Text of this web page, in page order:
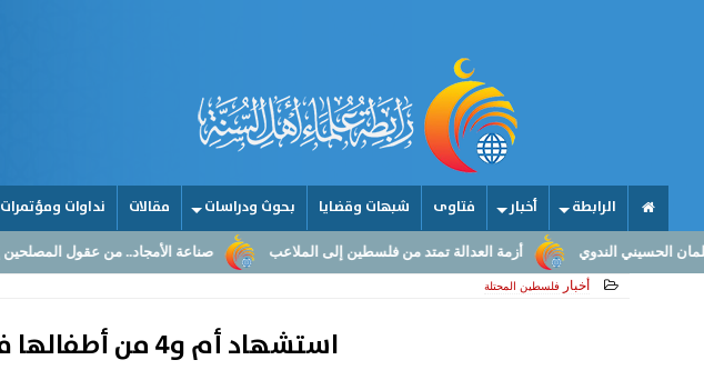
الرابطة أخبار فتاوى شبهات وقضايا بحوث ودراسات مقالات نداوات ومؤتمرات
صناعة الأمجاد.. من عقول المصلحين إلى أقدام اللاعبين! أزمة العدالة تمتد من فلسطين إلى الملاعب
أخبار فلسطين المحتلة
استشهاد أم و4 من أطفالها في قصف ”إسرائيلي” لجنوب قطاع غزة